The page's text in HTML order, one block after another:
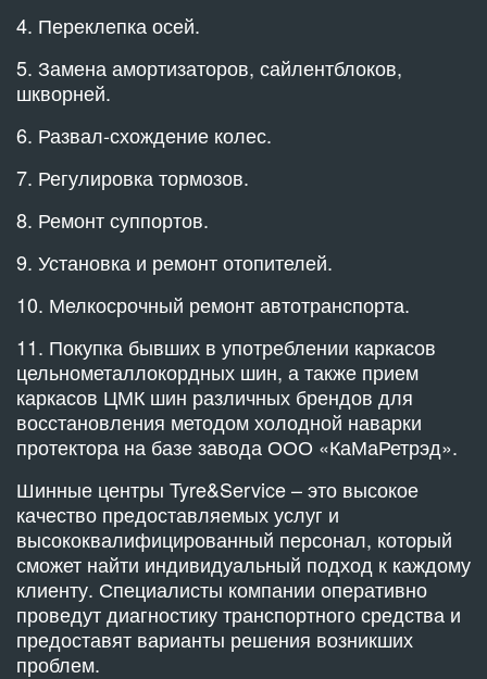
4. Переклепка осей.
5. Замена амортизаторов, сайлентблоков,
шкворней.
6. Развал-схождение колес.
7. Регулировка тормозов.
8. Ремонт суппортов.
9. Установка и ремонт отопителей.
10. Мелкосрочный ремонт автотранспорта.
11. Покупка бывших в употреблении каркасов
цельнометаллокордных шин, а также прием
каркасов ЦМК шин различных брендов для
восстановления методом холодной наварки
протектора на базе завода ООО «КаМаРетрэд».
Шинные центры Tyre&Service – это высокое
качество предоставляемых услуг и
высококвалифицированный персонал, который
сможет найти индивидуальный подход к каждому
клиенту. Специалисты компании оперативно
проведут диагностику транспортного средства и
предоставят варианты решения возникших
проблем.